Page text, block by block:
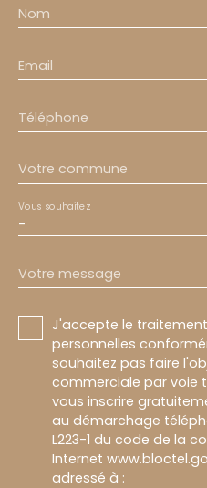
Nom
Email
Téléphone
Votre commune
-
Vous souhaitez
Votre message
J'accepte le
personnelles
souhaitez pas faire
commerciale par voie
vous inscrire
au démarchage
L223-1 du code de la
Internet
adressé à :